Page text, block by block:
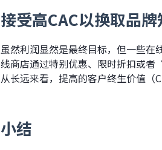
接受高CAC以换取品
虽然利润显然是最终目标，但一些在
线商店通过特别优惠、限时折扣或
从长远来看，提高的客户终生价值（
小结